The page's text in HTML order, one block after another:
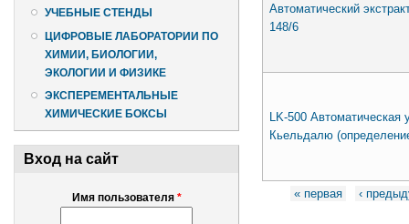
УЧЕБНЫЕ СТЕНДЫ
ЦИФРОВЫЕ ЛАБОРАТОРИИ ПО
ХИМИИ, БИОЛОГИИ,
ЭКОЛОГИИ И ФИЗИКЕ
ЭКСПЕРЕМЕНТАЛЬНЫЕ
ХИМИЧЕСКИЕ БОКСЫ
Вход на сайт
Имя пользователя *
Автоматический
148/6
LK-500 Автоматическая
Кьельдалю
Страницы
« первая ‹